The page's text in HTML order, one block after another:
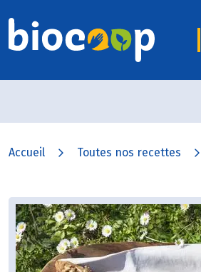
Accueil Toutes nos recettes